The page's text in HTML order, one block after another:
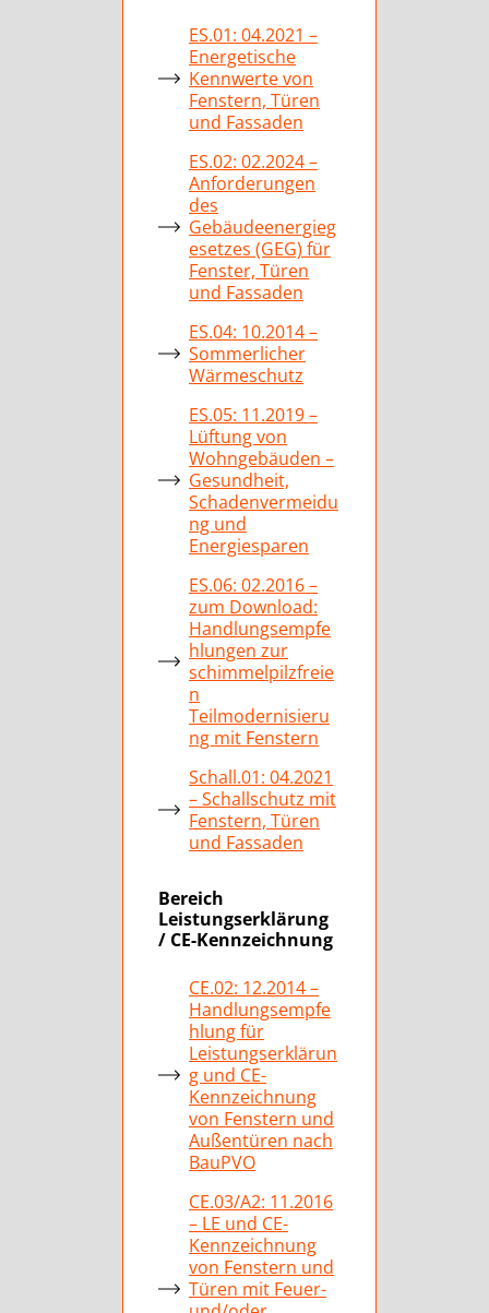
ES.01: 04.2021 –
Energetische
Kennwerte von
Fenstern, Türen
und Fassaden
ES.02: 02.2024 –
Anforderungen
des
Gebäudeenergieg
esetzes (GEG) für
Fenster, Türen
und Fassaden
ES.04: 10.2014 –
Sommerlicher
Wärmeschutz
ES.05: 11.2019 –
Lüftung von
Wohngebäuden –
Gesundheit,
Schadenvermeidu
ng und
Energiesparen
ES.06: 02.2016 –
zum Download:
Handlungsempfe
hlungen zur
schimmelpilzfreie
n
Teilmodernisieru
ng mit Fenstern
Schall.01: 04.2021
– Schallschutz mit
Fenstern, Türen
und Fassaden
Bereich
Leistungserklärung
/ CE-Kennzeichnung
CE.02: 12.2014 –
Handlungsempfe
hlung für
Leistungserklärun
g und CE-
Kennzeichnung
von Fenstern und
Außentüren nach
BauPVO
CE.03/A2: 11.2016
– LE und CE-
Kennzeichnung
von Fenstern und
Türen mit Feuer-